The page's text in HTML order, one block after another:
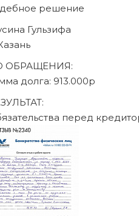
ИЗБАВЛЯТЬСЯ
ДОЛГОВ
СЕГОДНЯ!
на консультацию